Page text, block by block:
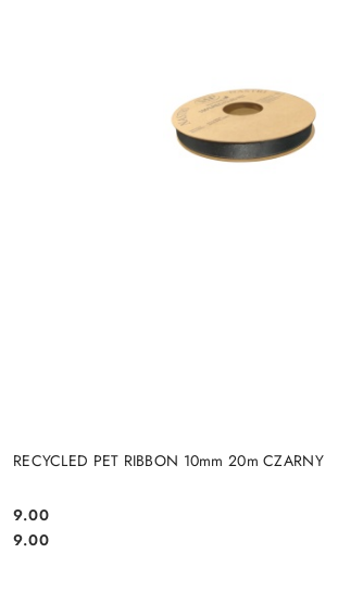
RECYCLED PET RIBBON 10mm 20m CZARNY
Cena:
9.00
Cena:
9.00